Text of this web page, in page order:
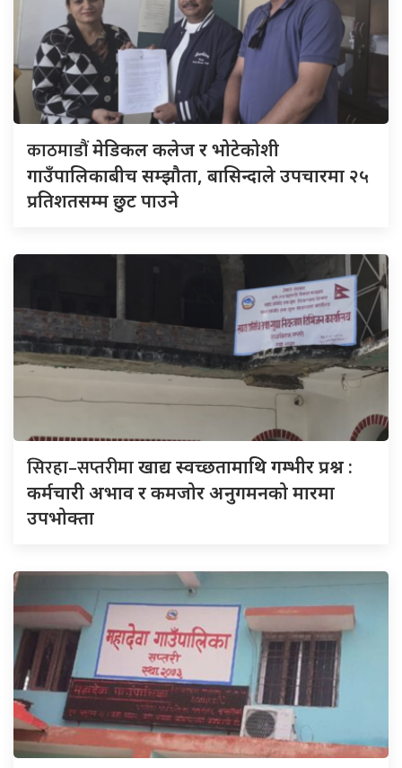
काठमाडौंमेडिकल कलेज र भोटेकोशी
गाउँपालिकाबीच सम्झौता, बासिन्दाले उपचारमा २५
प्रतिशतसम्म छुट पाउने
सिरहा–सप्तरीमाखाद्य स्वच्छतामाथि गम्भीर प्रश्न :
कर्मचारी अभाव र कमजोर अनुगमनको मारमा
उपभोक्ता